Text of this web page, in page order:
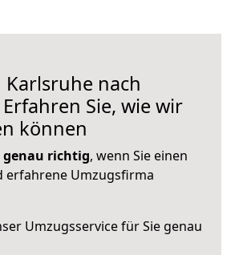
Karlsruhe nach
Sie, wie wir
können
genau richtig, wenn Sie einen
erfahrene Umzugsfirma
Umzugsservice für Sie genau